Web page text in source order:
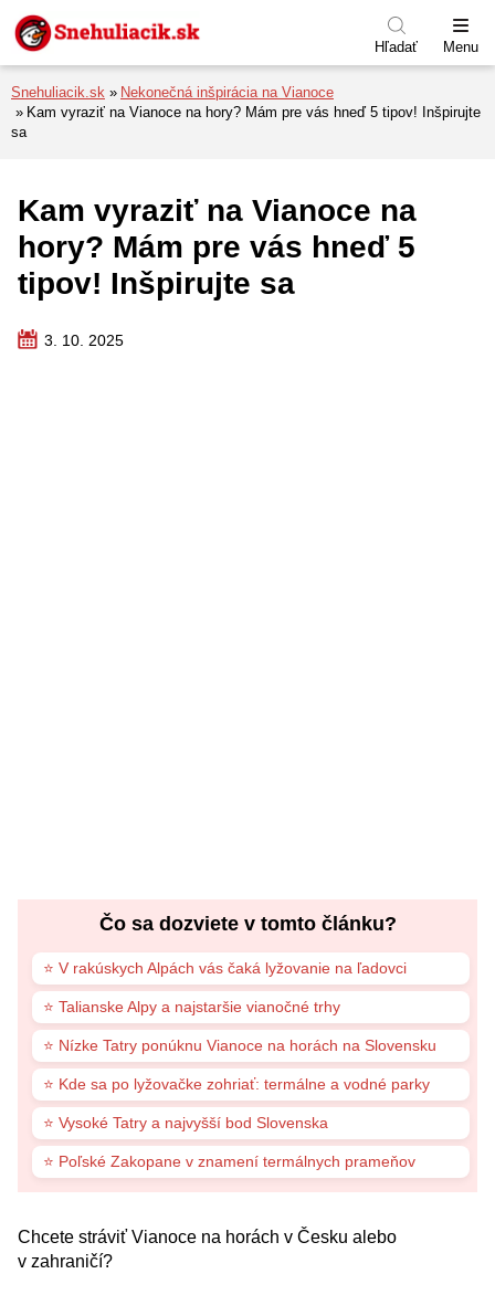
Preskočiť na menu
Preskočiť na obsah
Preskočiť na pätu
Hľadať Menu
Snehuliacik.sk
Nekonečná inšpirácia na Vianoce
Kam vyraziť na Vianoce na hory? Mám pre vás hneď 5 tipov! Inšpirujte
sa
Kam vyraziť na Vianoce na
hory? Mám pre vás hneď 5
tipov! Inšpirujte sa
3. 10. 2025
Čo sa dozviete v tomto článku?
⭐ V rakúskych Alpách vás čaká lyžovanie na ľadovci
⭐ Talianske Alpy a najstaršie vianočné trhy
⭐ Nízke Tatry ponúknu Vianoce na horách na Slovensku
⭐ Kde sa po lyžovačke zohriať: termálne a vodné parky
⭐ Vysoké Tatry a najvyšší bod Slovenska
⭐ Poľské Zakopane v znamení termálnych prameňov
Chcete stráviť Vianoce na horách v Česku alebo
v zahraničí?